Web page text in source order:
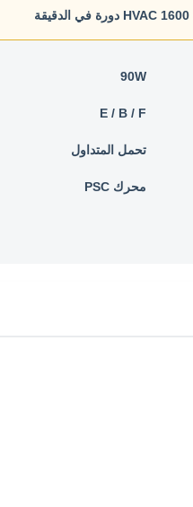
90W
E / B / F
تحمل المتداول
محرك PSC